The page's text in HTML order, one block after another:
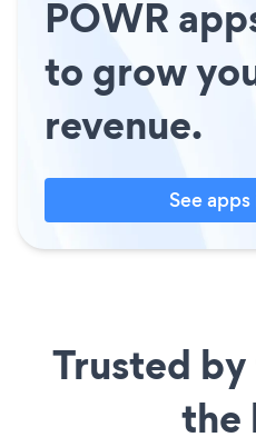
POWR
to grow
revenue.
See
Trusted
the